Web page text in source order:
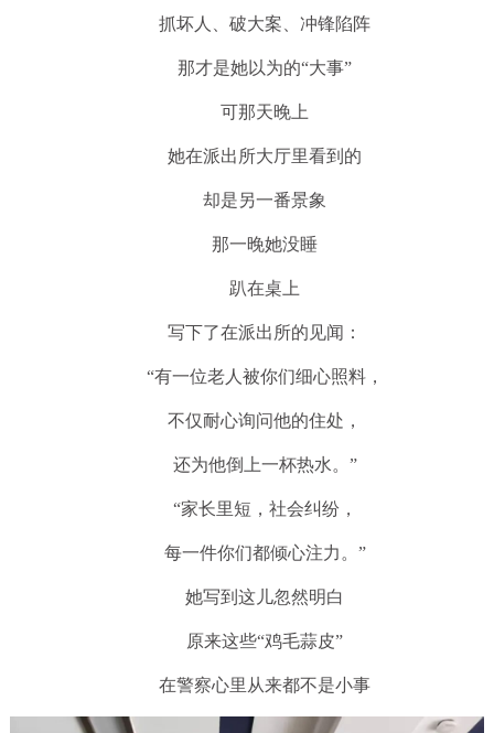
抓坏人、破大案、冲锋陷阵
那才是她以为的“大事”
可那天晚上
她在派出所大厅里看到的
却是另一番景象
那一晚她没睡
趴在桌上
写下了在派出所的见闻：
“有一位老人被你们细心照料，
不仅耐心询问他的住处，
还为他倒上一杯热水。”
“家长里短，社会纠纷，
每一件你们都倾心注力。”
她写到这儿忽然明白
原来这些“鸡毛蒜皮”
在警察心里从来都不是小事